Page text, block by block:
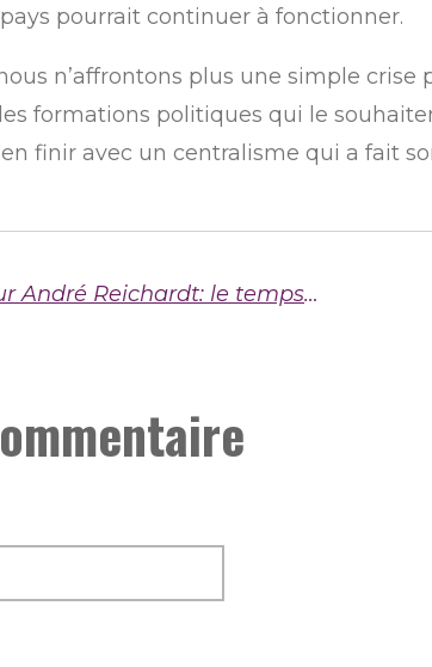
pourrait continuer à fonctionner.
n’affrontons plus une simple
formations politiques qui le
finir avec un centralisme qui a fait
Démission du sénateur André Reichardt: le temps du bras de fer